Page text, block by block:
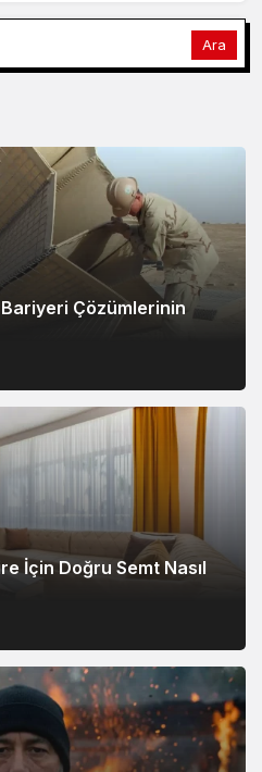
Çözümlerinin
İçin Doğru Semt Nasıl